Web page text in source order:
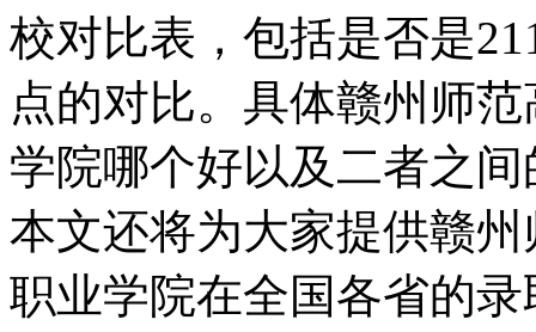
校对比表，包括是否是
点的对比。具体赣州师
学院哪个好以及二者之
本文还将为大家提供赣
职业学院在全国各省的